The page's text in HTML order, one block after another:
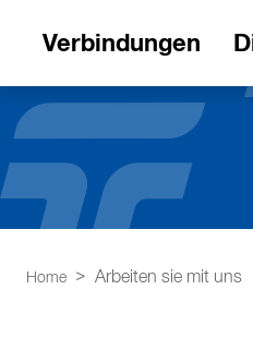
Verbindungen
Home Arbeiten sie mit uns